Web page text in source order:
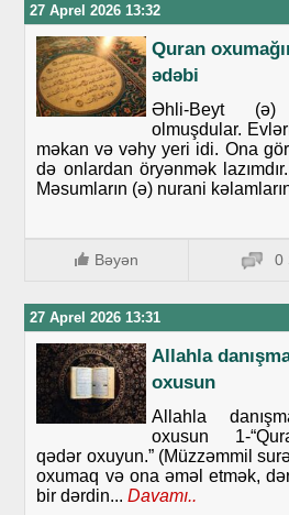
27 Aprel 2026 13:32
Quran
ədəbi
Əhli-Beyt
olmuşdular.
məkan və vəhy yeri idi. Ona
də onlardan öryənmək
Məsumların (ə) nurani
Bəyən 0
27 Aprel 2026 13:31
Allahla
oxusun
Allahla
oxusun 1-
qədər oxuyun.” (Müzzəmmil
oxumaq və ona əməl etmək,
bir dərdin... Davamı..